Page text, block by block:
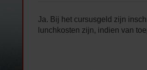
Ja. Bij het cursusgeld zijn
lunchkosten zijn, indien van